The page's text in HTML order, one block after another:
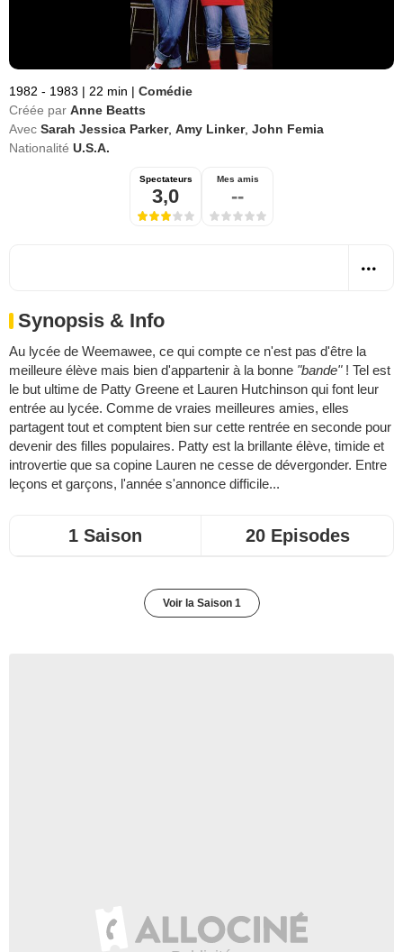
1982 - 1983 | 22 min | Comédie
Créée par Anne Beatts
Avec Sarah Jessica Parker, Amy Linker, John Femia
Nationalité U.S.A.
Spectateurs
3,0
Mes amis
--
Synopsis & Info
Au lycée de Weemawee, ce qui compte ce n'est pas d'être la
meilleure élève mais bien d'appartenir à la bonne "bande"! Tel est
le but ultime de Patty Greene et Lauren Hutchinson qui font leur
entrée au lycée. Comme de vraies meilleures amies, elles
partagent tout et comptent bien sur cette rentrée en seconde pour
devenir des filles populaires. Patty est la brillante élève, timide et
introvertie que sa copine Lauren ne cesse de dévergonder. Entre
leçons et garçons, l'année s'annonce difficile...
1 Saison 20 Episodes
Voir la Saison 1